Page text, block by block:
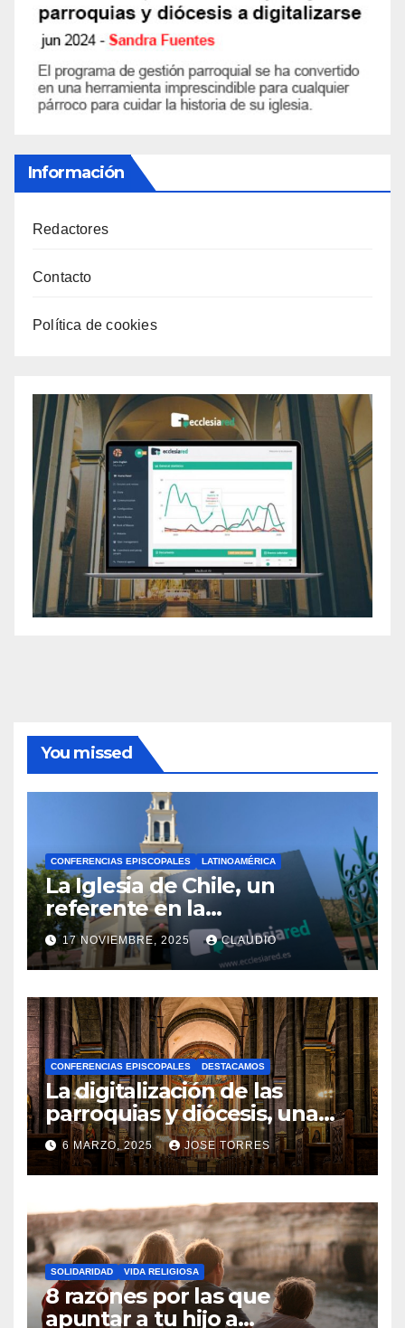
Información
Redactores
Contacto
Política de cookies
You missed
CONFERENCIAS EPISCOPALES LATINOAMÉRICA
La Iglesia de Chile, un
referente en la
transformación digital
gracias a Ecclesiared
17 NOVIEMBRE, 2025 CLAUDIO
N
O
H
A
Y
C
O
M
N
T
A
R
I
CONFERENCIAS EPISCOPALES DESTACAMOS
La digitalización de las
parroquias y diócesis, una
realidad ya para el futuro de
la Iglesia
6 MARZO, 2025 JOSE TORRES
N
O
H
A
Y
SOLIDARIDAD VIDA RELIGIOSA
8 razones por las que
apuntar a tu hijo a